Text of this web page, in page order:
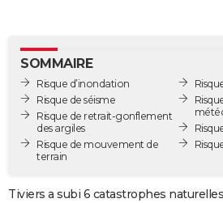
GUIDES D'ACHAT
BONS PLANS
CARTE DE VOEUX
Carte de Noël
Carte Bonne année
Carte Saint-Valentin
Carte Pâques
Carte d'anniversaire
DICTIONNAIRE
SOMMAIRE
Risque d’inondation
Risque de séisme
Risque de retrait-gonflement
des argiles
Risque de mouvement de
terrain
Tiviers a subi 6 catastrophes